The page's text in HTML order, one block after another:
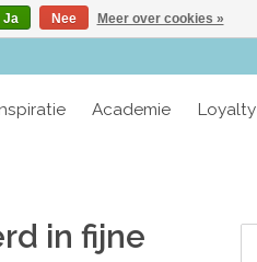
Academie Loyalty
in fijne
Ja Nee Meer over cookies »